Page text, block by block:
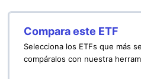
Compara este ETF
Selecciona los ETFs que más
compáralos con nuestra